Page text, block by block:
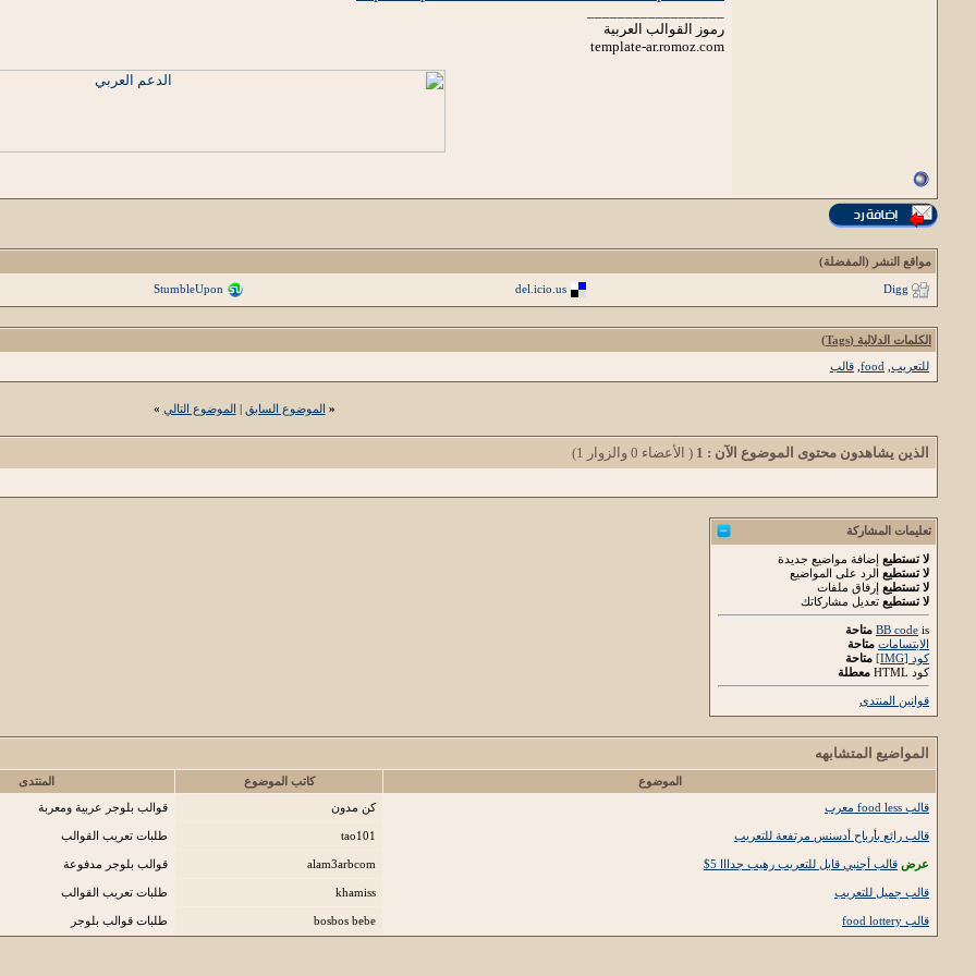
رموز القوالب العربية
template-ar.romoz.com
مواقع النشر (المفضلة)
Digg
del.icio.us
StumbleUpon
الكلمات الدلالية (Tags)
للتعريب food قالب
« الموضوع السابق | الموضوع التالي »
الذين يشاهدون محتوى الموضوع الآن : 1 ( الأعضاء 0 والزوار 1)
تعليمات المشاركة
لا تستطيع إضافة مواضيع جديدة
لا تستطيع الرد على المواضيع
لا تستطيع إرفاق ملفات
لا تستطيع تعديل مشاركاتك
BB code is
متاحة
الابتسامات متاحة
كود [IMG]
متاحة
كود HTML
معطلة
قوانين المنتدى
المواضيع المتشابهه
الموضوع كاتب الموضوع المنتدى
قالب food less معرب
كن مدون قوالب بلوجر عربية ومعربة
قالب رائع بأرباح أدسنس مرتفعة للتعريب tao101 طلبات تعريب القوالب
عرض قالب أجنبي قابل للتعريب رهيب جدااا 5$ alam3arbcom قوالب بلوجر مدفوعة
قالب جميل للتعريب khamiss طلبات تعريب القوالب
قالب food lottery bosbos bebe طلبات قوالب بلوجر